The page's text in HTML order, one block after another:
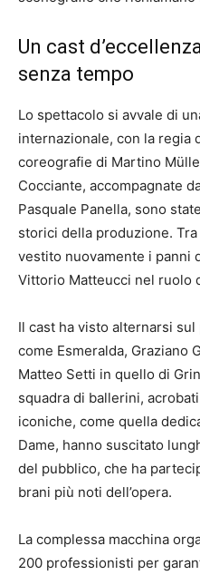
Un cast
senza tempo
Lo spettacolo si avvale di
internazionale, con la regia
coreografie di Martino
Cocciante, accompagnate
Pasquale Panella, sono
storici della produzione.
vestito nuovamente i panni
Vittorio Matteucci nel ruolo
Il cast ha visto alternarsi sul
come Esmeralda, Graziano
Matteo Setti in quello di
squadra di ballerini,
iconiche, come quella
Dame, hanno suscitato
del pubblico, che ha
brani più noti dell’opera.
La complessa macchina
200 professionisti per